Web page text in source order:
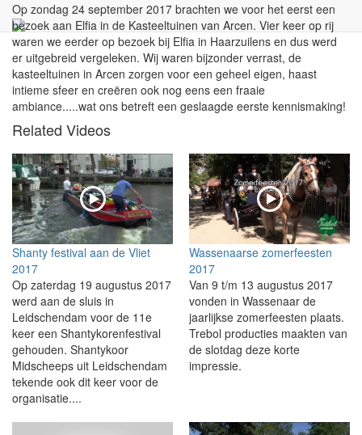
Op zondag 24 september 2017 brachten we voor het eerst een
bezoek aan Elfia in de Kasteeltuinen van Arcen. Vier keer op rij
waren we eerder op bezoek bij Elfia in Haarzuilens en dus werd
er uitgebreid vergeleken. Wij waren bijzonder verrast, de
kasteeltuinen in Arcen zorgen voor een geheel eigen, haast
intieme sfeer en creëren ook nog eens een fraaie
ambiance.....wat ons betreft een geslaagde eerste kennismaking!
Related Videos
Shanty festival aan de Vliet
2017
Op zaterdag 19 augustus 2017
werd aan de sluis in
Leidschendam voor de 11e
keer een Shantykorenfestival
gehouden. Shantykoor
Midscheeps uit Leidschendam
tekende ook dit keer voor de
organisatie....
Wassenaarse zomerfeesten
2017
Van 9 t/m 13 augustus 2017
vonden in Wassenaar de
jaarlijkse zomerfeesten plaats.
Trebol producties maakten van
de slotdag deze korte
impressie.